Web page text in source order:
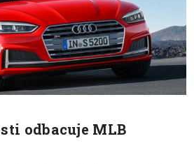
odbacuje MLB